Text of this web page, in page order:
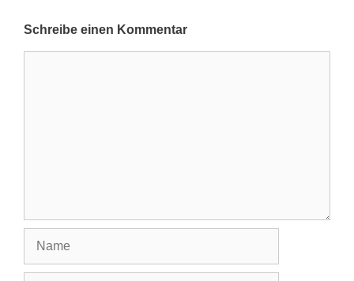
Schreibe einen Kommentar